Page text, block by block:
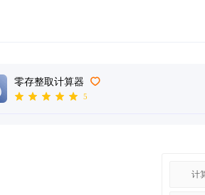
零存整取计算器
5
计